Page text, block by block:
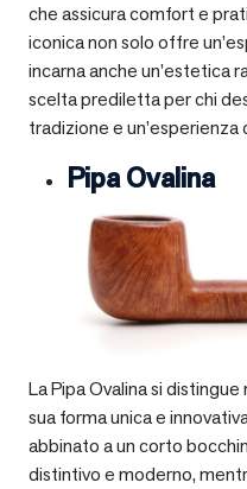
che assicura comfort e
iconica non solo offre
incarna anche un’estetica
scelta prediletta per chi
tradizione e
Pipa Ovalina
La Pipa Ovalina si
sua forma unica e
abbinato a un corto
distintivo e moderno,